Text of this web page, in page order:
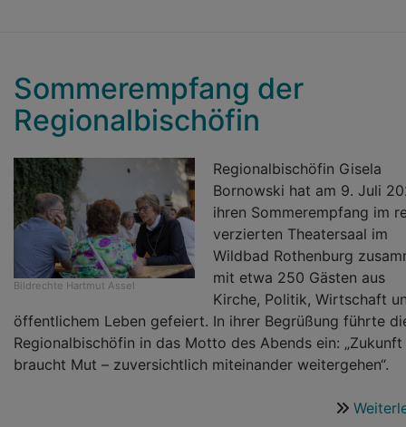
Sommerempfang der
Regionalbischöfin
Bildrechte Hartmut Assel
Regionalbischöfin Gisela
Bornowski hat am 9. Juli
ihren Sommerempfang im
verzierten Theatersaal im
Wildbad Rothenburg
mit etwa 250 Gästen aus
Kirche, Politik, Wirtschaft
öffentlichem Leben gefeiert. In ihrer Begrüßung führte
Regionalbischöfin in das Motto des Abends ein: „Zukunft
braucht Mut – zuversichtlich miteinander weitergehen“.